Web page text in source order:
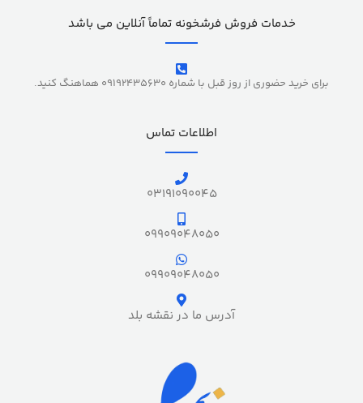
خدمات فروش فرشخونه تماماً آنلاین می باشد
برای خرید حضوری از روز قبل با شماره 09192435630 هماهنگ کنید.
اطلاعات تماس
03191090045
09909048050
09909048050
آدرس ما در نقشه بلد